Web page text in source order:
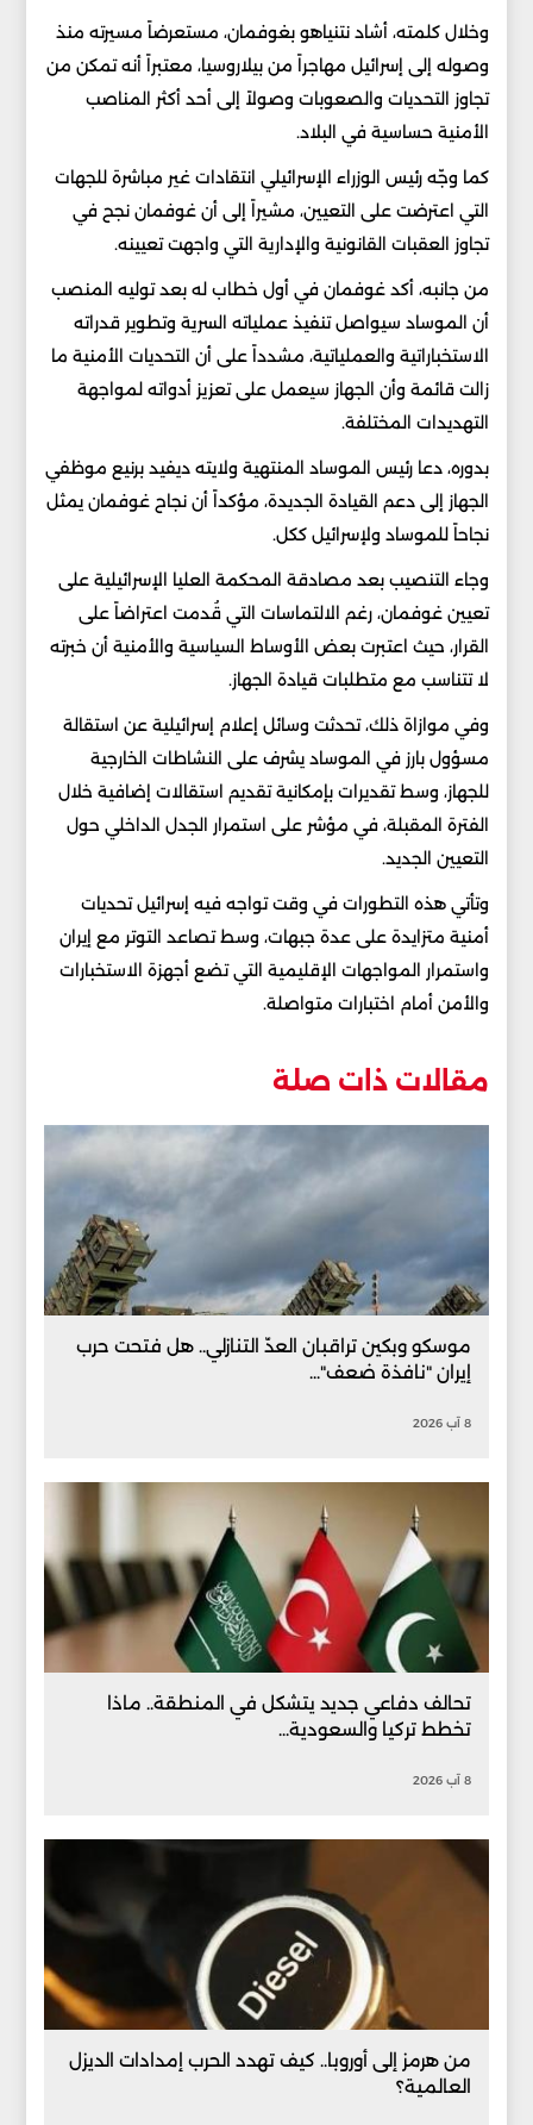
وخلال كلمته، أشاد نتنياهو بغوفمان، مستعرضاً مسيرته منذ
وصوله إلى إسرائيل مهاجراً من بيلاروسيا، معتبراً أنه تمكن من
تجاوز التحديات والصعوبات وصولاً إلى أحد أكثر المناصب
الأمنية حساسية في البلاد.
كما وجّه رئيس الوزراء الإسرائيلي انتقادات غير مباشرة للجهات
التي اعترضت على التعيين، مشيراً إلى أن غوفمان نجح في
تجاوز العقبات القانونية والإدارية التي واجهت تعيينه.
من جانبه، أكد غوفمان في أول خطاب له بعد توليه المنصب
أن الموساد سيواصل تنفيذ عملياته السرية وتطوير قدراته
الاستخباراتية والعملياتية، مشدداً على أن التحديات الأمنية ما
زالت قائمة وأن الجهاز سيعمل على تعزيز أدواته لمواجهة
التهديدات المختلفة.
بدوره، دعا رئيس الموساد المنتهية ولايته ديفيد برنيع موظفي
الجهاز إلى دعم القيادة الجديدة، مؤكداً أن نجاح غوفمان يمثل
نجاحاً للموساد ولإسرائيل ككل.
وجاء التنصيب بعد مصادقة المحكمة العليا الإسرائيلية على
تعيين غوفمان، رغم الالتماسات التي قُدمت اعتراضاً على
القرار، حيث اعتبرت بعض الأوساط السياسية والأمنية أن خبرته
لا تتناسب مع متطلبات قيادة الجهاز.
وفي موازاة ذلك، تحدثت وسائل إعلام إسرائيلية عن استقالة
مسؤول بارز في الموساد يشرف على النشاطات الخارجية
للجهاز، وسط تقديرات بإمكانية تقديم استقالات إضافية خلال
الفترة المقبلة، في مؤشر على استمرار الجدل الداخلي حول
التعيين الجديد.
وتأتي هذه التطورات في وقت تواجه فيه إسرائيل تحديات
أمنية متزايدة على عدة جبهات، وسط تصاعد التوتر مع إيران
واستمرار المواجهات الإقليمية التي تضع أجهزة الاستخبارات
والأمن أمام اختبارات متواصلة.
مقالات ذات صلة
موسكو وبكين تراقبان العدّ التنازلي.. هل فتحت حرب
إيران "نافذة ضعف"...
8 آب 2026
تحالف دفاعي جديد يتشكل في المنطقة.. ماذا
تخطط تركيا والسعودية...
8 آب 2026
من هرمز إلى أوروبا.. كيف تهدد الحرب إمدادات الديزل
العالمية؟